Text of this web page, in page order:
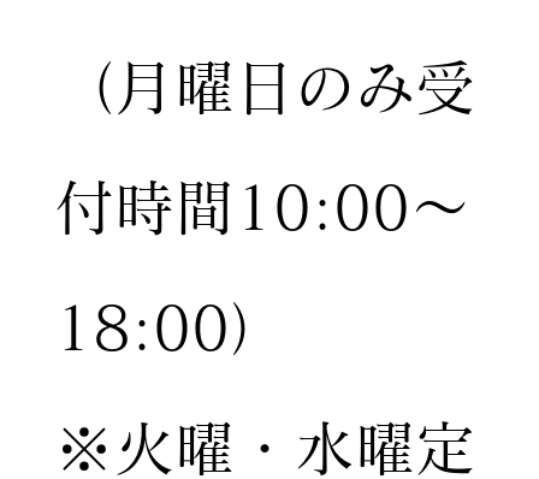
（月曜日のみ受
付時間10:00〜
18:00）
※火曜・水曜定